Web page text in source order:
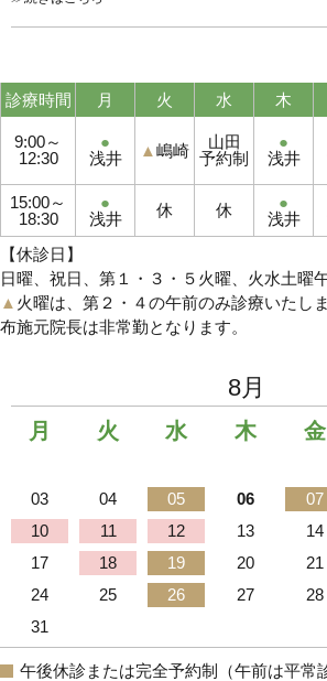
診療時間 月 火 水 木
9:00～
12:30
●
浅井
▲ 嶋崎
山田
予約制
●
浅井
15:00～
18:30
●
浅井
休 休
●
浅井
【休診日】
日曜、祝日、第１・３・５火曜、火水土曜
▲ 火曜は、第２・４の午前のみ診療いたしま
布施元院長は非常勤となります。
8月
月 火 水 木 金
03
04 05 06 07
10
11 12 13 14
17
18 19 20 21
24
25 26 27 28
31
午後休診または完全予約制（午前は平常